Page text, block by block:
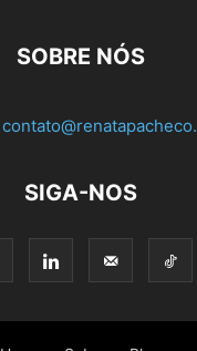
SOBRE NÓS
SIGA-NOS